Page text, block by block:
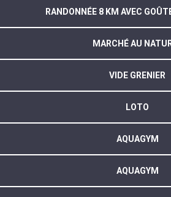
RANDONNÉE 8 KM AVEC
MARCHÉ AU
VIDE GRENIER
LOTO
AQUAGYM
AQUAGYM